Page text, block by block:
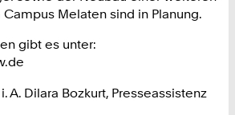
Melaten sind in Planung.
gibt es unter:
A. Dilara Bozkurt, Presseassistenz